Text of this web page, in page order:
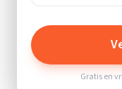
Gratis en